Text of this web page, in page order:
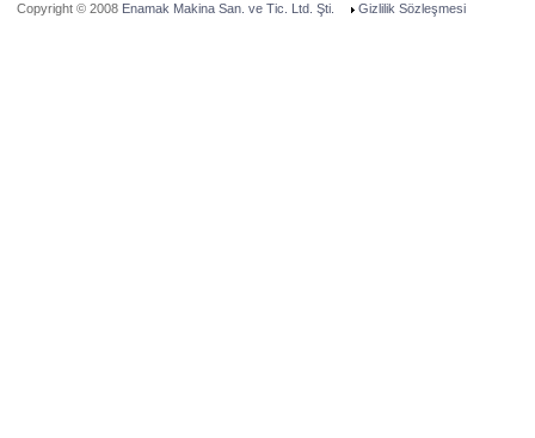
Copyright © 2008 Enamak Makina San. ve Tic. Ltd. Şti. Gizlilik Sözleşmesi